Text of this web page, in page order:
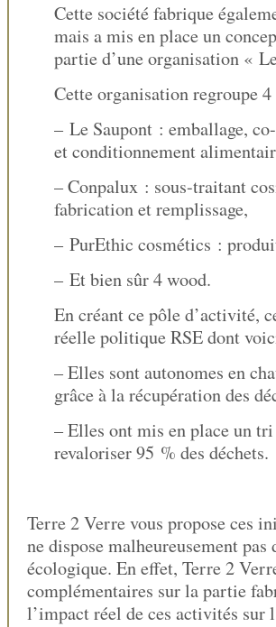
Cette société fabrique
mais a mis en place un
partie d’une organisation «
Cette organisation regroupe
– Le Saupont : emballage,
et conditionnement
– Conpalux : sous-traitant
fabrication et remplissage,
– PurEthic cosmétics :
– Et bien sûr 4 wood.
En créant ce pôle d’activité,
réelle politique RSE dont
– Elles sont autonomes en
grâce à la récupération des
– Elles ont mis en place un
revaloriser 95 % des déchets.
Terre 2 Verre vous propose ces
ne dispose malheureusement
écologique. En effet, Terre 2
complémentaires sur la partie
l’impact réel de ces activités sur